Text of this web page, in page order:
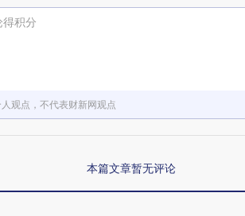
得积分
观点，不代表财新网观点
本篇文章暂无评论